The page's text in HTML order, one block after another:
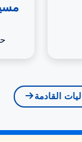
القادمة